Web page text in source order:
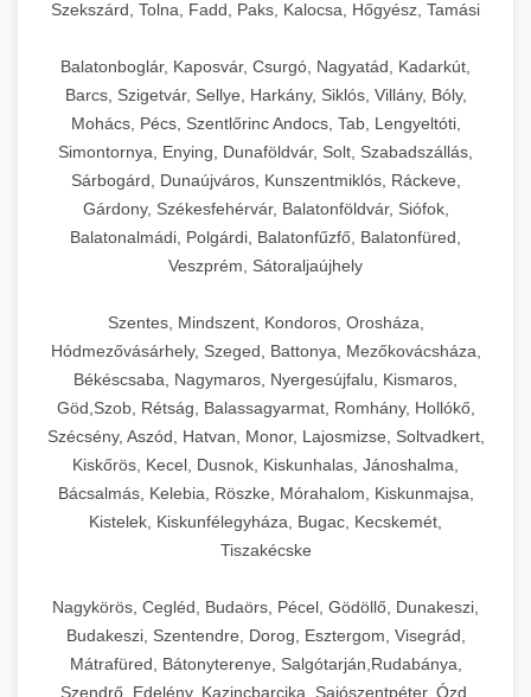
Szekszárd, Tolna, Fadd, Paks, Kalocsa, Hőgyész, Tamási
Balatonboglár, Kaposvár, Csurgó, Nagyatád, Kadarkút,
Barcs, Szigetvár, Sellye, Harkány, Siklós, Villány, Bóly,
Mohács, Pécs, Szentlőrinc Andocs, Tab, Lengyeltóti,
Simontornya, Enying, Dunaföldvár, Solt, Szabadszállás,
Sárbogárd, Dunaújváros, Kunszentmiklós, Ráckeve,
Gárdony, Székesfehérvár, Balatonföldvár, Siófok,
Balatonalmádi, Polgárdi, Balatonfűzfő, Balatonfüred,
Veszprém, Sátoraljaújhely
Szentes, Mindszent, Kondoros, Orosháza,
Hódmezővásárhely, Szeged, Battonya, Mezőkovácsháza,
Békéscsaba, Nagymaros, Nyergesújfalu, Kismaros,
Göd,Szob, Rétság, Balassagyarmat, Romhány, Hollókő,
Szécsény, Aszód, Hatvan, Monor, Lajosmizse, Soltvadkert,
Kiskőrös, Kecel, Dusnok, Kiskunhalas, Jánoshalma,
Bácsalmás, Kelebia, Röszke, Mórahalom, Kiskunmajsa,
Kistelek, Kiskunfélegyháza, Bugac, Kecskemét,
Tiszakécske
Nagykörös, Cegléd, Budaörs, Pécel, Gödöllő, Dunakeszi,
Budakeszi, Szentendre, Dorog, Esztergom, Visegrád,
Mátrafüred, Bátonyterenye, Salgótarján,Rudabánya,
Szendrő, Edelény, Kazincbarcika, Sajószentpéter, Ózd,